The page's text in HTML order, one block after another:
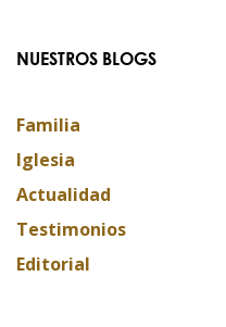
NUESTROS BLOGS
Familia
Iglesia
Actualidad
Testimonios
Editorial